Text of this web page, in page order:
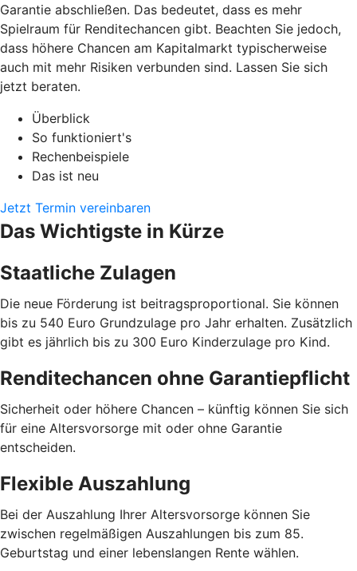
Garantie abschließen. Das bedeutet, dass es mehr
Spielraum für Renditechancen gibt. Beachten Sie jedoch,
dass höhere Chancen am Kapitalmarkt typischerweise
auch mit mehr Risiken verbunden sind. Lassen Sie sich
jetzt beraten.
Überblick
So funktioniert's
Rechenbeispiele
Das ist neu
Jetzt Termin vereinbaren
Das Wichtigste in Kürze
Staatliche Zulagen
Die neue Förderung ist beitragsproportional. Sie können
bis zu 540 Euro Grundzulage pro Jahr erhalten. Zusätzlich
gibt es jährlich bis zu 300 Euro Kinderzulage pro Kind.
Renditechancen ohne Garantiepflicht
Sicherheit oder höhere Chancen – künftig können Sie sich
für eine Altersvorsorge mit oder ohne Garantie
entscheiden.
Flexible Auszahlung
Bei der Auszahlung Ihrer Altersvorsorge können Sie
zwischen regelmäßigen Auszahlungen bis zum 85.
Geburtstag und einer lebenslangen Rente wählen.